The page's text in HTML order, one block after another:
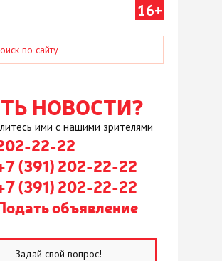
16+
НОВОСТИ?
ими с нашими зрителями
22-22
(391) 202-22-22
(391) 202-22-22
объявление
Задай свой вопрос!